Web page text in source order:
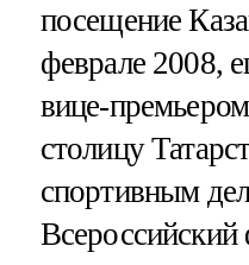
посещение
феврале 2008,
вице-
столицу
спортивным